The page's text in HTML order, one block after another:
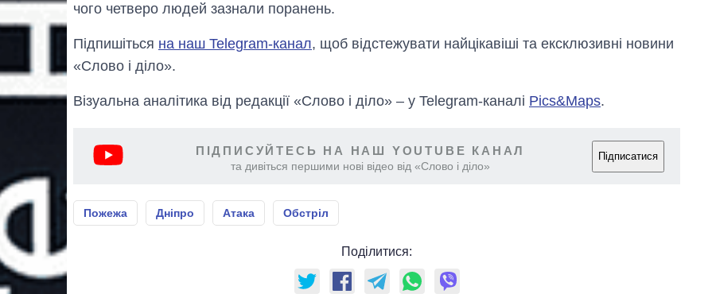
чого четверо людей зазнали поранень.
Підпишіться на наш Telegram-канал, щоб відстежувати найцікавіші та ексклюзивні новини
«Слово і діло».
Візуальна аналітика від редакції «Слово і діло» – у Telegram-каналі Pics&Maps.
ПІДПИСУЙТЕСЬ НА НАШ YOUTUBE КАНАЛ
та дивіться першими нові відео від «Слово і діло»
Підписатися
Пожежа Дніпро Атака Обстріл
Поділитися: